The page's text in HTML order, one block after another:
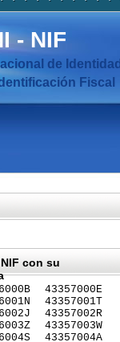
-NIF
de Identidad
Fiscal
con su
43357000E
43357001T
43357002R
43357003W
43357004A